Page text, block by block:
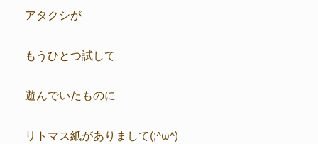
アタクシが
もうひとつ試して
遊んでいたものに
リトマス紙がありまして(;^ω^)